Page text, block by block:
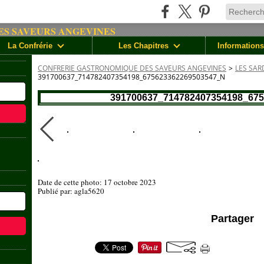
La Confrérie Les Chapitres
CONFRERIE GASTRONOMIQUE DES SAVEURS ANGEVINES > LES
391700637_714782407354198_675623362269503547_N
Date de cette photo: 17 octobre 2023
Publié par: agla5620
Partager